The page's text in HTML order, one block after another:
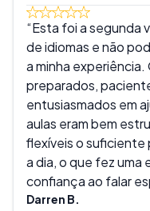
Esta foi a segunda
de idiomas e não
a minha
preparados,
entusiasmados em
aulas eram bem
flexíveis o suficiente
a dia, o que fez uma
confiança ao falar
Darren B.